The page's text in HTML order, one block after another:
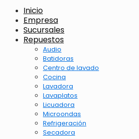
Inicio
Empresa
Sucursales
Repuestos
Audio
Batidoras
Centro de lavado
Cocina
Lavadora
Lavaplatos
Licuadora
Microondas
Refrigeración
Secadora